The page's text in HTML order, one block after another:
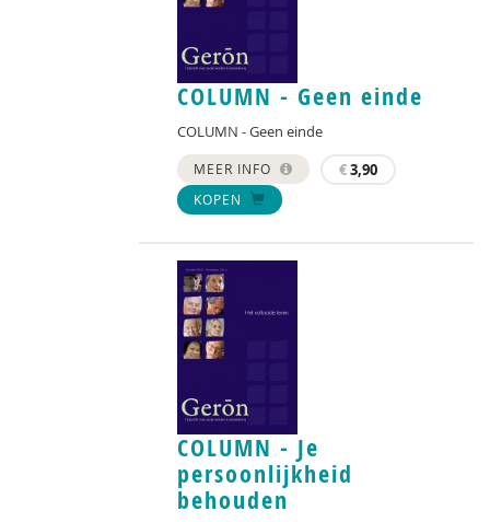
COLUMN - Geen einde
COLUMN - Geen einde
MEER INFO €3,90
KOPEN
COLUMN - Je
persoonlijkheid
behouden